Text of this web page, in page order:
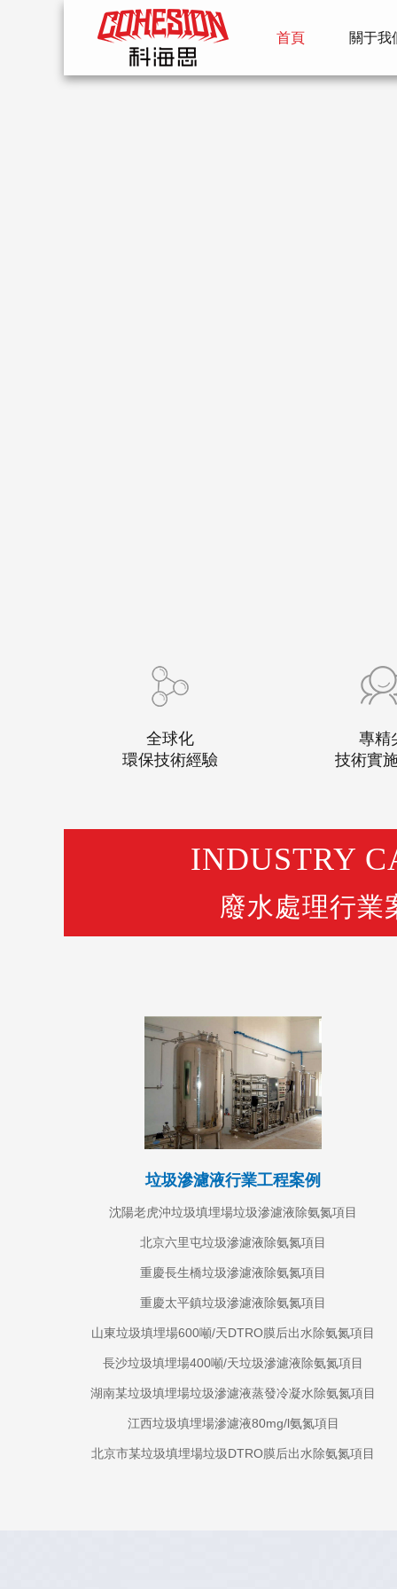
首頁 關于我
全球化
環保技術經驗
專精
技術實
INDUSTRY
廢水處理行業
垃圾滲濾液行業工程案例
沈陽老虎沖垃圾填埋場垃圾滲濾液除氨氮項目
北京六里屯垃圾滲濾液除氨氮項目
重慶長生橋垃圾滲濾液除氨氮項目
重慶太平鎮垃圾滲濾液除氨氮項目
山東垃圾填埋場600噸/天DTRO膜后出水除氨氮項目
長沙垃圾填埋場400噸/天垃圾滲濾液除氨氮項目
湖南某垃圾填埋場垃圾滲濾液蒸發冷凝水除氨氮項目
江西垃圾填埋場滲濾液80mg/l氨氮項目
北京市某垃圾填埋場垃圾DTRO膜后出水除氨氮項目